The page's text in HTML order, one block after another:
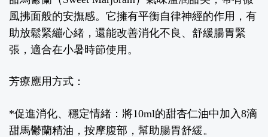
風拂面般的安撫感。它擁有平衡自律神經的作用，有
助放鬆緊繃心緒，還能改善消化不良、舒緩腸胃緊
張，適合在小暑時節使用。
芳療應用方式：
*促進消化、穩定情緒：將10ml的甜杏仁油中加入 8滴
甜馬鬱蘭精油，按摩腹部，幫助腸胃舒緩。